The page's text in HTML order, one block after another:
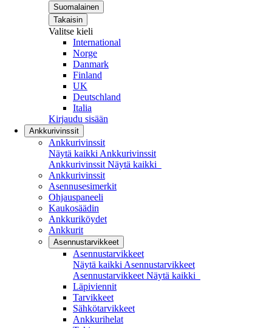
Suomalainen
Takaisin
Valitse kieli
International
Norge
Danmark
Finland
UK
Deutschland
Italia
Kirjaudu sisään
Ankkurivinssit
Ankkurivinssit
Näytä kaikki Ankkurivinssit
Ankkurivinssit Näytä kaikki
Ankkurivinssit
Asennusesimerkit
Ohjauspaneeli
Kaukosäädin
Ankkuriköydet
Ankkurit
Asennustarvikkeet
Asennustarvikkeet
Näytä kaikki Asennustarvikkeet
Asennustarvikkeet Näytä kaikki
Läpiviennit
Tarvikkeet
Sähkötarvikkeet
Ankkurihelat